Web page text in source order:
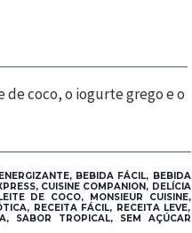
de coco, o iogurte grego e o
BEBIDA FÁCIL, BEBIDA
CUISINE COMPANION, DELÍCIA
DE COCO, MONSIEUR CUISINE,
RECEITA FÁCIL, RECEITA LEVE,
SABOR TROPICAL, SEM AÇÚCAR